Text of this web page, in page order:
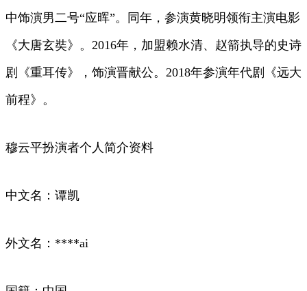
中饰演男二号“应晖”。同年，参演黄晓明领衔主演电影
《大唐玄奘》。2016年，加盟赖水清、赵箭执导的史诗
剧《重耳传》，饰演晋献公。2018年参演年代剧《远大
前程》。
穆云平扮演者个人简介资料
中文名：谭凯
外文名：****ai